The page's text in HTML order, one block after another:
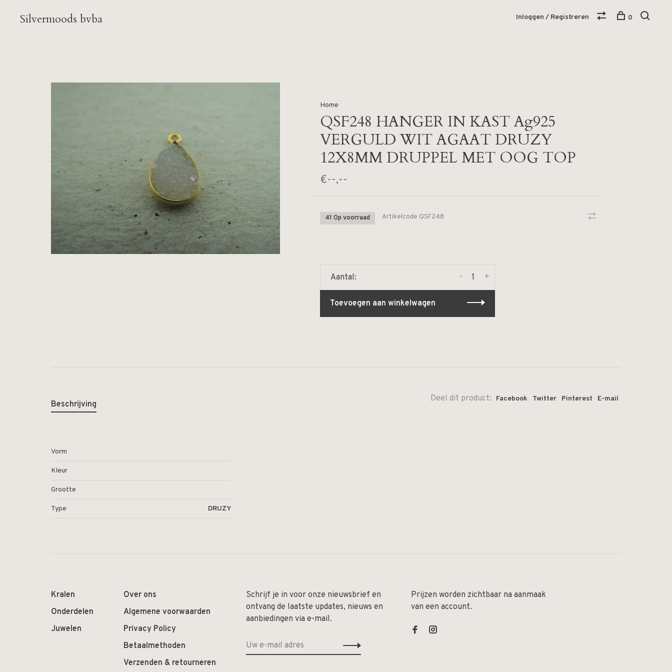
Silvermoods bvba Inloggen / Registreren 0
Home
QSF248 HANGER IN KAST Ag925
VERGULD WIT AGAAT DRUZY
12X8MM DRUPPEL MET OOG TOP
€--,--
41 Op voorraad Artikelcode QSF248
Aantal: +
-
Toevoegen aan winkelwagen
Deel dit product: Facebook Twitter Pinterest E-mail
Beschrijving
Vorm
Kleur
Grootte
Type DRUZY
Kralen
Onderdelen
Juwelen
Over ons
Algemene voorwaarden
Privacy Policy
Betaalmethoden
Verzenden & retourneren
Schrijf je in voor onze nieuwsbrief en
ontvang de laatste updates, nieuws en
aanbiedingen via e-mail.
Prijzen worden zichtbaar na aanmaak
van een account.